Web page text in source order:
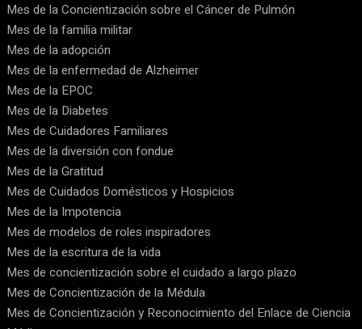
Mes de la Concientización sobre el Cáncer de Pulmón
Mes de la familia militar
Mes de la adopción
Mes de la enfermedad de Alzheimer
Mes de la EPOC
Mes de la Diabetes
Mes de Cuidadores Familiares
Mes de la diversión con fondue
Mes de la Gratitud
Mes de Cuidados Domésticos y Hospicios
Mes de la Impotencia
Mes de modelos de roles inspiradores
Mes de la escritura de la vida
Mes de concientización sobre el cuidado a largo plazo
Mes de Concientización de la Médula
Mes de Concientización y Reconocimiento del Enlace de Ciencia